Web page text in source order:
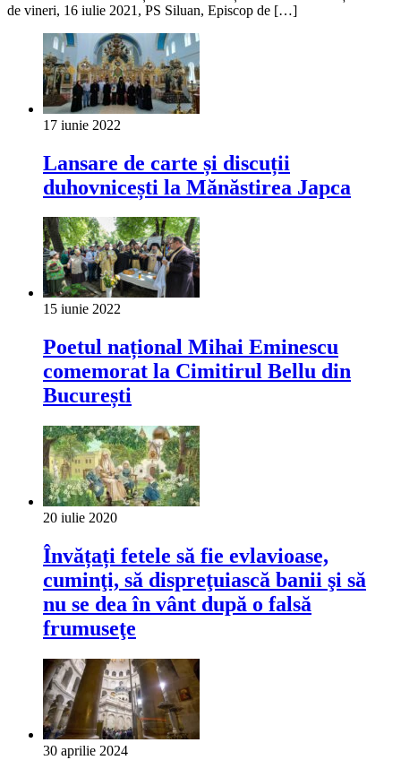
de vineri, 16 iulie 2021, PS Siluan, Episcop de […]
17 iunie 2022
Lansare de carte și discuții
duhovnicești la Mănăstirea Japca
15 iunie 2022
Poetul național Mihai Eminescu
comemorat la Cimitirul Bellu din
București
20 iulie 2020
Învățați fetele să fie evlavioase,
cuminţi, să dispreţuiască banii şi să
nu se dea în vânt după o falsă
frumuseţe
30 aprilie 2024